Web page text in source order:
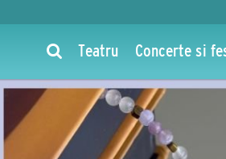
Teatru Concerte si